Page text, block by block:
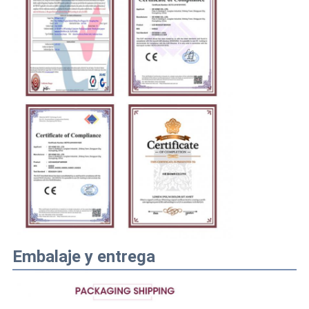
Embalaje y entrega